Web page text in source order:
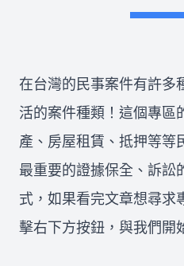
所有文
在台灣的民事案件有許多
活的案件種類！這個專區
產、房屋租賃、抵押等等
最重要的證據保全、訴訟
式，如果看完文章想尋求
擊右下方按鈕，與我們開